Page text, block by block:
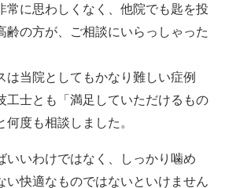
常に思わしくなく、他院でも匙を投
齢の方が、ご相談にいらっしゃった
は当院としてもかなり難しい症例
工士とも「満足していただけるもの
度も相談しました。
いいわけではなく、しっかり噛め
い快適なものではないといけません